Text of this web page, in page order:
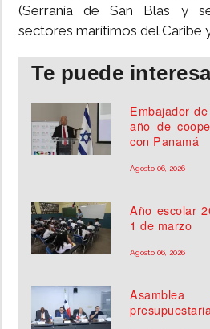
(Serranía de San Blas y
sectores marítimos del Caribe
Te puede
Embajador
año de
con Panamá
Agosto 06, 2026
Año escolar
1 de marzo
Agosto 06, 2026
Asamblea